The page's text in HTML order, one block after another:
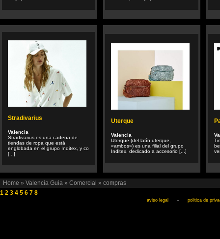
Stradivarius
Valencia
Stradivarius es una cadena de
tiendas de ropa que está
englobada en el grupo Inditex, y co
[...]
Uterque
Valencia
Uterqüe (del latín uterque,
«ambos») es una filial del grupo
Inditex, dedicado a accesorio [...]
Home » Valencia Guia » Comercial » compras
1 2 3 4 5 6 7 8
aviso legal -politica de